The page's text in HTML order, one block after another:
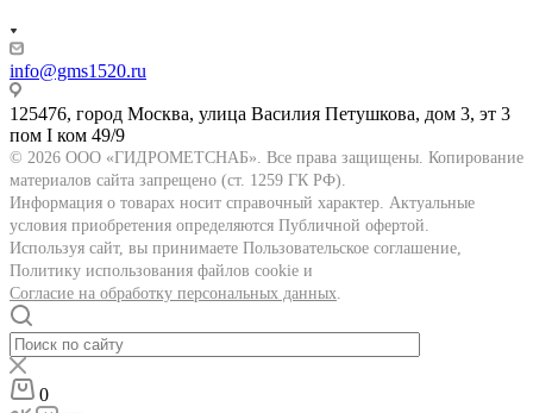
info@gms1520.ru
125476, город Москва, улица Василия Петушкова, дом 3, эт 3
пом I ком 49/9
© 2026 ООО «ГИДРОМЕТСНАБ». Все права защищены. Копирование
материалов сайта запрещено (ст. 1259 ГК РФ).
Информация о товарах носит справочный характер. Актуальные
условия приобретения определяются Публичной офертой.
Используя сайт, вы принимаете Пользовательское соглашение,
Политику использования файлов cookie и
Согласие на обработку персональных данных.
0